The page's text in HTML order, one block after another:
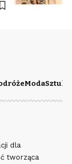
ModaSztuka
dla
tworząca